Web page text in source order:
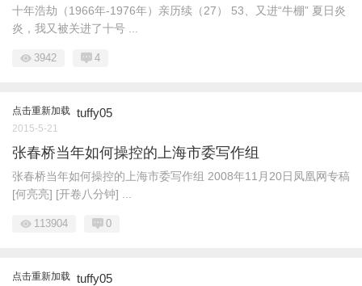
十年浩劫（1966年-1976年）亲历续（27） 53、又进“牛棚” 夏日炎
炎，我又被关进了十号 ...
3942 4
点击重新加载 tuffy05
2015-5-21
张春桥当年如何操控的上海市委写作组
张春桥当年如何操控的上海市委写作组 2008年11月20日凤凰网专稿
[何亮亮] [开卷八分钟] ...
113904 0
点击重新加载 tuffy05